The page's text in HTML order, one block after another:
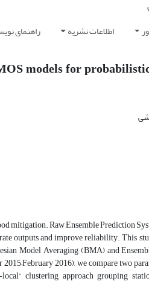
اطلاعات نشریه راهنمای
models for
mitigation. Raw Ensemble Prediction
outputs and improve reliability. This
Model Averaging (BMA) and
2016), we compare two
clustering approach grouping